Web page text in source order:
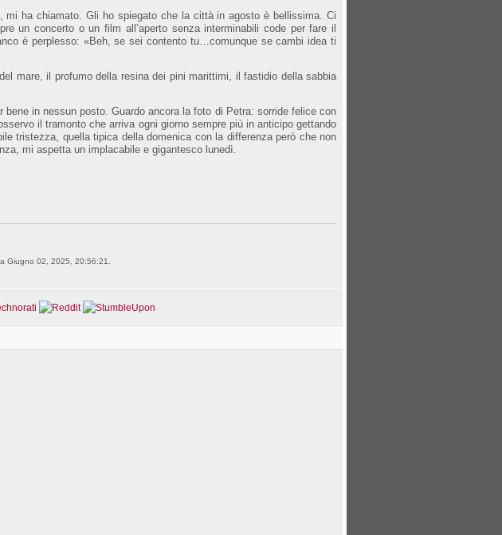
ha chiamato. Gli ho spiegato che la città in agosto è bellissima. Ci
un concerto o un film all’aperto senza interminabili code per fare il
è perplesso: «Beh, se sei contento tu…comunque se cambi idea ti
mare, il profumo della resina dei pini marittimi, il fastidio della sabbia
in nessun posto. Guardo ancora la foto di Petra: sorride felice con
il tramonto che arriva ogni giorno sempre più in anticipo gettando
tristezza, quella tipica della domenica con la differenza però che non
mi aspetta un implacabile e gigantesco lunedì.
Giugno 02, 2025, 20:56:21.